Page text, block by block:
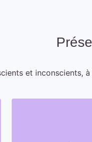
et inconscients,